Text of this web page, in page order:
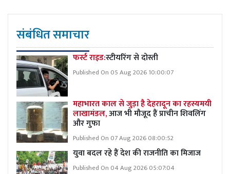
संबंधित समाचार
फर्स्ट राइड:स्टीयरिंग से दोस्ती
Published On 05 Aug 2026 10:00:07
महाभारत काल से जुड़ा है देहरादून का रहस्यमयी
लाखामंडल,आज भी मौजूद हैं प्राचीन शिवलिंग
और गुफा
Published On 07 Aug 2026 08:00:52
युवा बदल रहे हैं देश की राजनीति का मिजाज
Published On 04 Aug 2026 05:07:04